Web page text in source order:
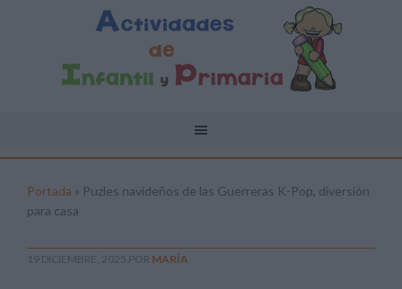
Portada » Puzles navideños de las Guerreras K-Pop, diversión
para casa
19 DICIEMBRE, 2025 POR MARÍA